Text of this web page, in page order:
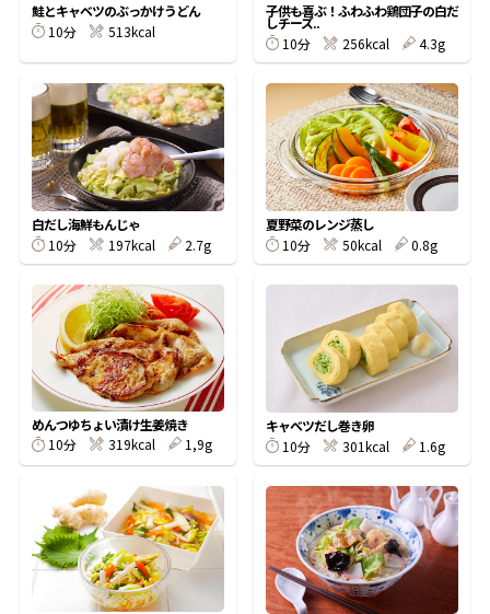
新鮮一番 『氷熟®』
『踊り節』
鰹節屋の
だしパック
鮭とキャベツのぶっかけうどん
10分
513kcal
子供も喜ぶ！ふわふわ鶏団子の白だ
しチーズ..
10分
256kcal 4.3g
白だし海鮮もんじゃ
10分
197kcal 2.7g
夏野菜のレンジ蒸し
10分
50kcal 0.8g
めんつゆちょい漬け生姜焼き
10分
319kcal 1,9g
キャベツだし巻き卵
10分
301kcal 1.6g